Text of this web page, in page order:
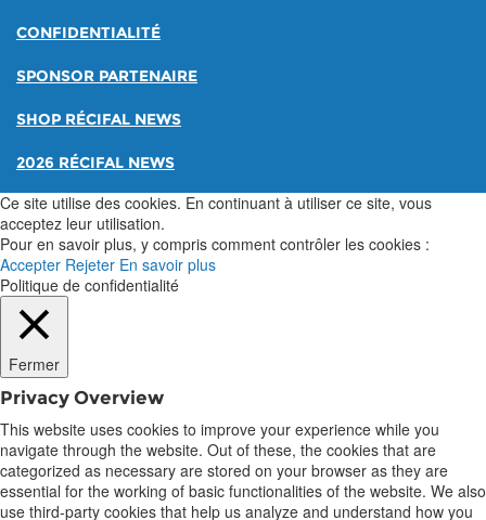
CONFIDENTIALITÉ
SPONSOR PARTENAIRE
SHOP RÉCIFAL NEWS
2026 RÉCIFAL NEWS
Ce site utilise des cookies. En continuant à utiliser ce site, vous
acceptez leur utilisation.
Pour en savoir plus, y compris comment contrôler les cookies :
Accepter Rejeter En savoir plus
Politique de confidentialité
Fermer
Privacy Overview
This website uses cookies to improve your experience while you
navigate through the website. Out of these, the cookies that are
categorized as necessary are stored on your browser as they are
essential for the working of basic functionalities of the website. We also
use third-party cookies that help us analyze and understand how you